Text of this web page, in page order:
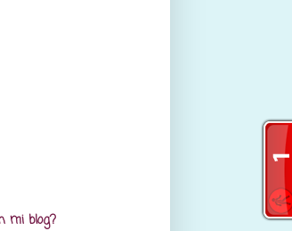
mi blog?